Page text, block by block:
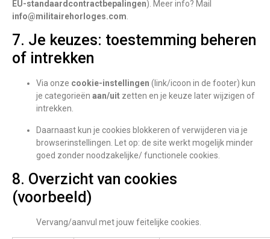
EU-standaardcontractbepalingen). Meer info? Mail
info@militairehorloges.com
7. Je keuzes: toestemming beheren
of intrekken
Via onze cookie-instellingen (link/icoon in de footer) kun
je categorieën aan/uit zetten en je keuze later wijzigen of
intrekken.
Daarnaast kun je cookies blokkeren of verwijderen via je
browserinstellingen. Let op: de site werkt mogelijk minder
goed zonder noodzakelijke/ functionele cookies.
8. Overzicht van cookies
(voorbeeld)
Vervang/aanvul met jouw feitelijke cookies.